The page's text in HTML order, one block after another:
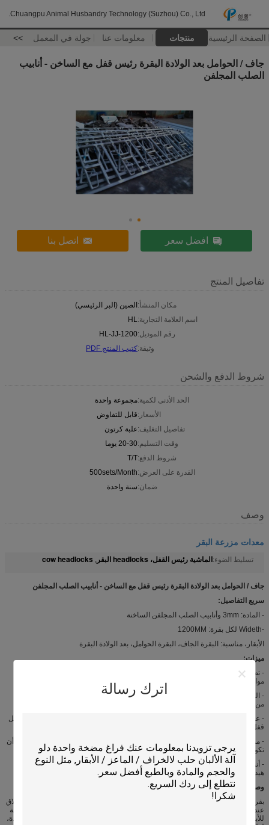
Chuangpu Animal Husbandry Technology (Suzhou) Co., Ltd.
الصفحة الرئيسية منتجات معلومات عنا جولة في المعمل >>
اترك رسالة
جاف / الحوامل بعد الولادة البقرة رئيس قفل مع الساخن - أنابيب
الصلب المجلفن
افضل سعر اتصل بنا
تفاصيل المنتج
مكان المنشأ:الصين (البر الرئيسي)
اسم العلامة التجارية:HL
رقم الموديل:HL-JJ-1200
وثيقة:كتيب المنتج PDF
شروط الدفع والشحن
الحد الأدنى لكمية:مجموعة واحدة
الأسعار:قابل للتفاوض
تفاصيل التغليف:علبة كرتون
وقت التسليم:20-30 يوما
شروط الدفع:T/T
القدرة على العرض:500sets/Month
ضمان:سنة واحدة
وصف
معدات مزرعة البقر
تسليط الضوء:الماشية رئيس القفل، headlocks البقر ,
cow headlocks
جاف / الحوامل بعد الولادة البقرة رئيس قفل مع الساخن - أنابيب الصلب المجلفن
سريع التفاصيل:
- المادة: 3mm وأنابيب الصلب المجلفن الساخنة
-Wideth لكل بقرة: 1200MM
الأبقار، مناسبة: البقرة الجاف، البقرة الحوامل، بعد الولادة البقرة
ميزات:
- تصميم سهل البقر، يمكن أن يضمن الماشية تغذية الوقت. ووفقا للأبقار العمر، تصميم
مواصفات مختلفة من هيدلوك وزيادة إنتاج الحليب.
- المنتجات المعمرة. بعد الانتهاء، من خلال معالجة السطح مع تعبئة الساخنة لمنع التآكل
من الصلب، 0.8 مم على الأقل.
- عملية بسيطة، تحتاج فقط إلى 90 درجة دوران وتناسب الصحافة، ويمكن استكمال عمل
قفل كله وفتح.
- مرونة جيدة. صف كامل من هيدلوك البقر يمكن أن يكون غير الساحلية ذاتيا، كما يمكن أن
تكون واحدة. هذا التصميم هو مناسب للعمل اليومي.
- أنسنة التصميم، ويمكن تحسين كفاءة العمل. مع 2-يغلق ذاتيا أقفال على رأس كل
هيدلوك مجموعة، يمكن أن يقلل كثيرا من كثافة اليد العاملة.
وصف:
بقرة رئيس قفل يجعل الأبقار للبقاء الاستقرار، ولكن يمكن أن تكون مفتوحة بمرونة وإغلاق
عند الأبقار أقل رؤساء للحصول على الأعلاف. فهو يسهل البيطري للقيام بأنشطة منتظمة
للأبقار، مثل فحص، المناعة الإخصاب الاصطناعي، والحمل، والعلاج، dehorning، والولادة،